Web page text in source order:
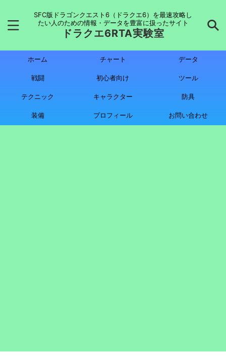
SFC版ドラゴンクエスト6（ドラクエ6）を最速攻略し
たい人のための情報・データを豊富に扱ったサイト
ドラクエ6RTA実験室
ホーム チャート データ
戦闘 初心者向け ツール
テクニック キャラクター 防具
装備 プロフィール お問い合わせ